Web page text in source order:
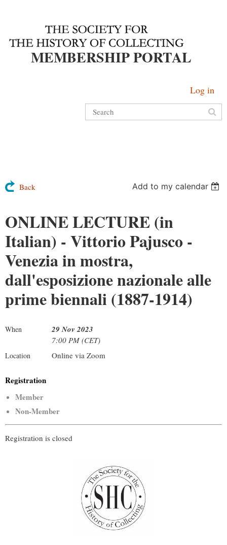
MEMBERSHIP PORTAL
Log in
Back Add to my calendar
ONLINE LECTURE (in
Italian) - Vittorio Pajusco -
Venezia in mostra,
dall'esposizione nazionale alle
prime biennali (1887-1914)
When 29 Nov 2023
7:00 PM (CET)
Location Online via Zoom
Registration
Member
Non-Member
Registration is closed